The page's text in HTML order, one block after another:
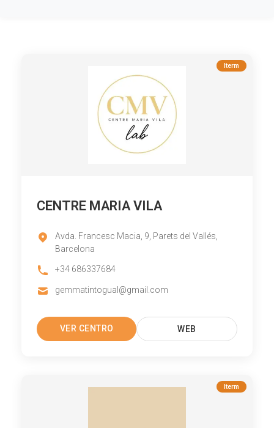
Iterm
CENTRE MARIA VILA
Avda. Francesc Macia, 9, Parets del Vallés,
Barcelona
+34 686337684
gemmatintogual@gmail.com
VER CENTRO WEB
Iterm